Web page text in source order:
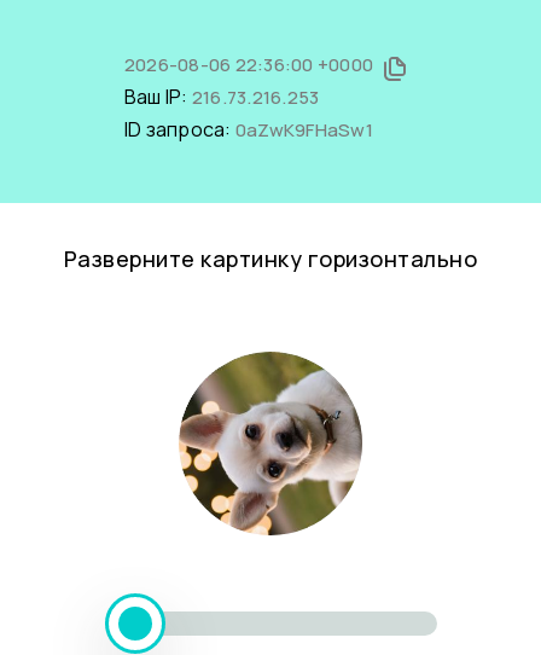
2026-08-06 22:36:00 +0000
Ваш IP: 216.73.216.253
ID запроса: 0aZwK9FHaSw1
Разверните картинку горизонтально